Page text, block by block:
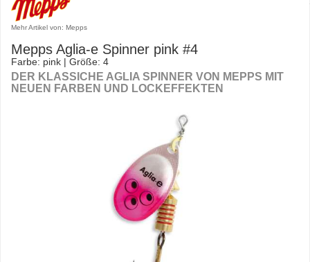
Mehr Artikel von: Mepps
Mepps Aglia-e Spinner pink #4
Farbe: pink | Größe: 4
DER KLASSICHE AGLIA SPINNER VON MEPPS MIT
NEUEN FARBEN UND LOCKEFFEKTEN